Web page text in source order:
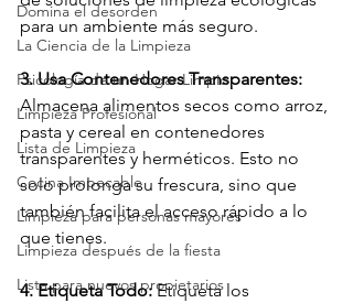
Domina el desorden
La Ciencia de la Limpieza
Psicología de un Hogar Limpio
Limpieza Profesional
Lista de Limpieza
Cocina Impecable
Limpieza para personas mayores
Limpieza después de la fiesta
Lista para nuevos propietarios
para un ambiente más seguro.
3. Usa Contenedores Transparentes:
Almacena alimentos secos como arroz,
pasta y cereal en contenedores
transparentes y herméticos. Esto no
solo prolonga su frescura, sino que
también facilita el acceso rápido a lo
que tienes.
4. Etiqueta Todo: Etiqueta los